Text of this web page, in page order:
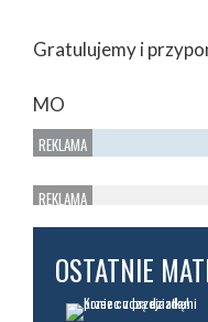
Gratulujemy i
MO
OSTATNIE